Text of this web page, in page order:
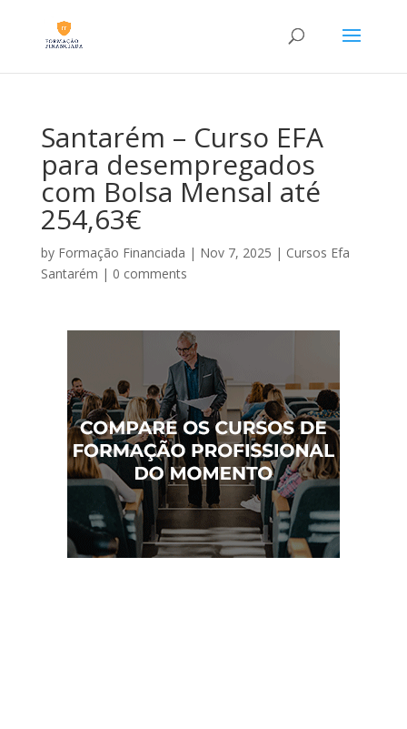
Santarém – Curso EFA
para desempregados
com Bolsa Mensal até
254,63€
by Formação Financiada | Nov 7, 2025 | Cursos Efa
Santarém | 0 comments